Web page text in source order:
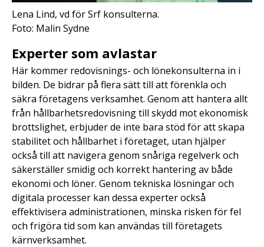
Lena Lind, vd för Srf konsulterna.
Foto: Malin Sydne
Experter som avlastar
Här kommer redovisnings- och lönekonsulterna in i
bilden. De bidrar på flera sätt till att förenkla och
säkra företagens verksamhet. Genom att hantera allt
från hållbarhetsredovisning till skydd mot ekonomisk
brottslighet, erbjuder de inte bara stöd för att skapa
stabilitet och hållbarhet i företaget, utan hjälper
också till att navigera genom snåriga regelverk och
säkerställer smidig och korrekt hantering av både
ekonomi och löner. Genom tekniska lösningar och
digitala processer kan dessa experter också
effektivisera administrationen, minska risken för fel
och frigöra tid som kan användas till företagets
kärnverksamhet.